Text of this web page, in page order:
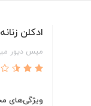
ادکلن
میس دیور
ویژگی‌های